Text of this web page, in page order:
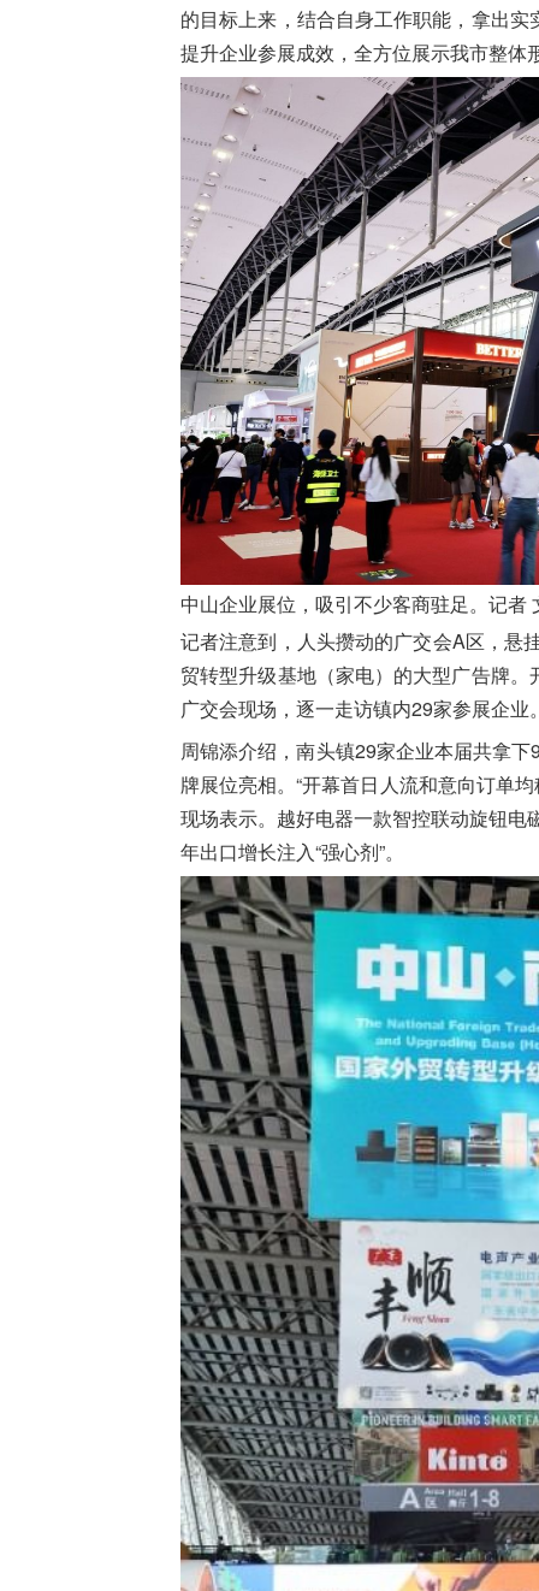
的目标上来，结合自身工作职能，拿出实
提升企业参展成效，全方位展示我市整体
中山企业展位，吸引不少客商驻足。记者
记者注意到，人头攒动的广交会A区，悬
贸转型升级基地（家电）的大型广告牌
广交会现场，逐一走访镇内29家参展企业
周锦添介绍，南头镇29家企业本届共拿
牌展位亮相。“开幕首日人流和意向订单
现场表示。越好电器一款智控联动旋钮
年出口增长注入“强心剂”。